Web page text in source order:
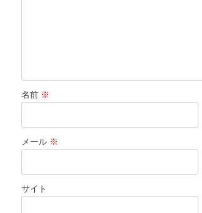
名前 ※
メール ※
サイト